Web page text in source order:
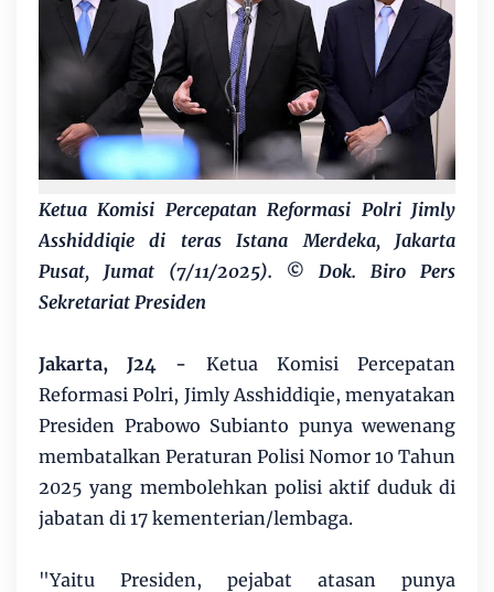
Ketua Komisi Percepatan Reformasi Polri Jimly
Asshiddiqie di teras Istana Merdeka, Jakarta
Pusat, Jumat (7/11/2025). © Dok. Biro Pers
Sekretariat Presiden
Jakarta, J24 - Ketua Komisi Percepatan
Reformasi Polri, Jimly Asshiddiqie, menyatakan
Presiden Prabowo Subianto punya wewenang
membatalkan Peraturan Polisi Nomor 10 Tahun
2025 yang membolehkan polisi aktif duduk di
jabatan di 17 kementerian/lembaga.
"Yaitu Presiden, pejabat atasan punya